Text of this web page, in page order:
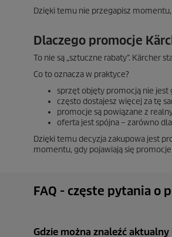
Dzięki temu nie przegapisz
Dlaczego promocje
To nie są „sztuczne rabaty”. Kärcher
Co to oznacza w praktyce?
sprzęt objęty promocją nie jest
często dostajesz więcej za tę
promocje są powiązane z
oferta jest spójna – zarówno
Dzięki temu decyzja zakupowa jest
momentu, gdy pojawiają się
FAQ - częste pytania o
Gdzie można znaleźć